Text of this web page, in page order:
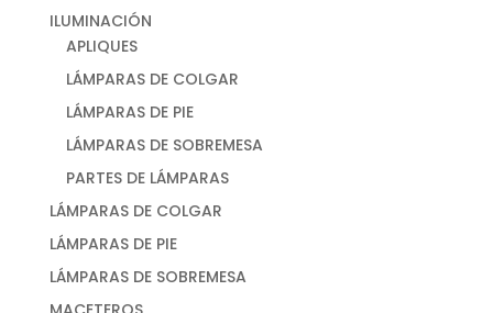
ILUMINACIÓN
APLIQUES
LÁMPARAS DE COLGAR
LÁMPARAS DE PIE
LÁMPARAS DE SOBREMESA
PARTES DE LÁMPARAS
LÁMPARAS DE COLGAR
LÁMPARAS DE PIE
LÁMPARAS DE SOBREMESA